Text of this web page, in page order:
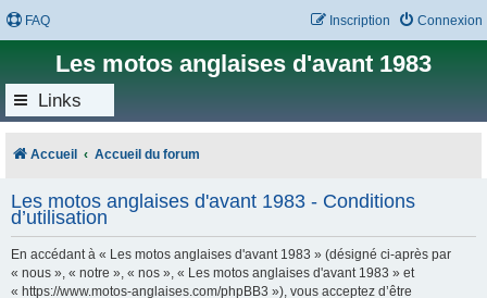
FAQ Connexion
Inscription
Les motos anglaises d'avant 1983
Links
Accueil Accueil du forum
Les motos anglaises d'avant 1983 - Conditions
d’utilisation
En accédant à « Les motos anglaises d'avant 1983 » (désigné ci-après par
« nous », « notre », « nos », « Les motos anglaises d'avant 1983 » et
« https://www.motos-anglaises.com/phpBB3 »), vous acceptez d’être